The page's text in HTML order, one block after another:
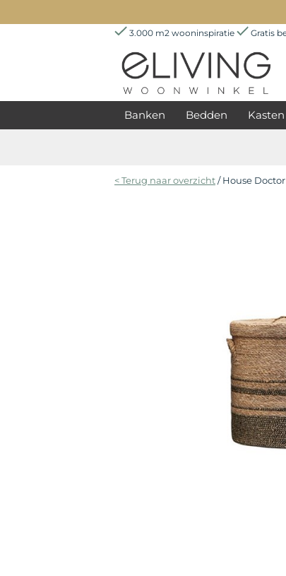
3.000 m2 wooninspiratie Gratis
Banken Bedden Kasten
< Terug naar overzicht/ House